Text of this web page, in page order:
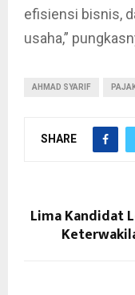
efisiensi bisnis,
usaha,”
AHMAD SYARIF
SHARE
Lima Kandidat